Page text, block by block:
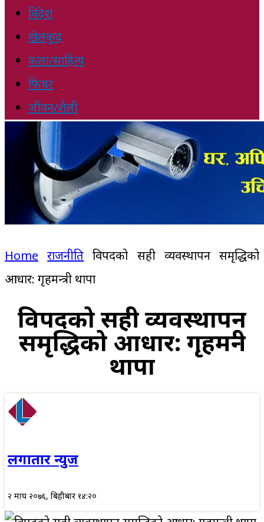
विदेश
खेलकुद
कला/साहित्य
फिचर
जीवन/शैली
Home राजनीति विपदको सही व्यवस्थापन समृद्धिको
आधार: गृहमन्त्री थापा
विपदको सही व्यवस्थापन
समृद्धिको आधार: गृहमन्त्री
थापा
लगातार न्युज
२ माघ २०७६, बिहीबार १४:२०